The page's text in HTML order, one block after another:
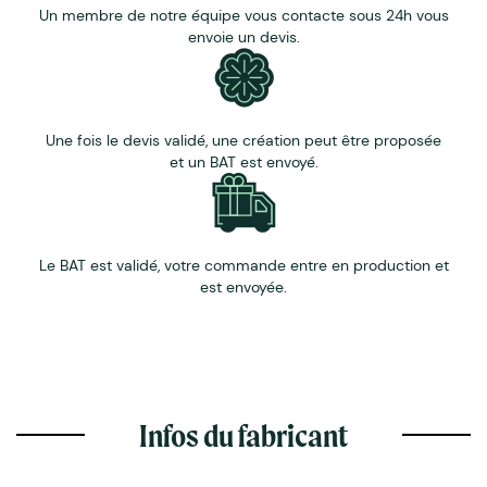
Un membre de notre équipe vous contacte sous 24h vous
envoie un devis.
Une fois le devis validé, une création peut être proposée
et un BAT est envoyé.
Le BAT est validé, votre commande entre en production et
est envoyée.
Infos du fabricant